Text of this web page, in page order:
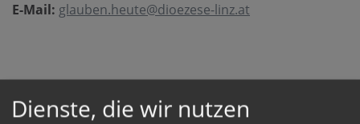
A A A A A
E-Mail: glauben.heute@dioezese-linz.at
Dienste, die wir nutzen